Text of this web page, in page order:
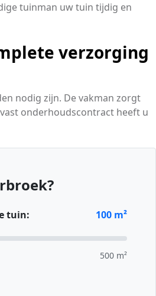
tuinman uw tuin tijdig en
verzorging
nodig zijn. De vakman zorgt
onderhoudscontract heeft u
tuin: 100 m²
500 m²